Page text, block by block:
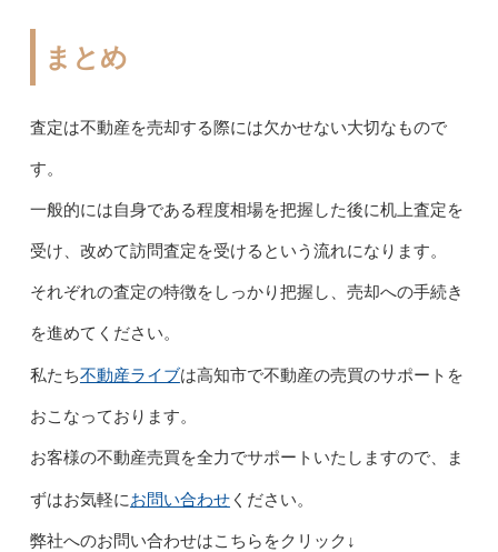
まとめ
査定は不動産を売却する際には欠かせない大切なもので
す。
一般的には自身である程度相場を把握した後に机上査定を
受け、改めて訪問査定を受けるという流れになります。
それぞれの査定の特徴をしっかり把握し、売却への手続き
を進めてください。
私たち不動産ライブは高知市で不動産の売買のサポートを
おこなっております。
お客様の不動産売買を全力でサポートいたしますので、ま
ずはお気軽にお問い合わせください。
弊社へのお問い合わせはこちらをクリック↓